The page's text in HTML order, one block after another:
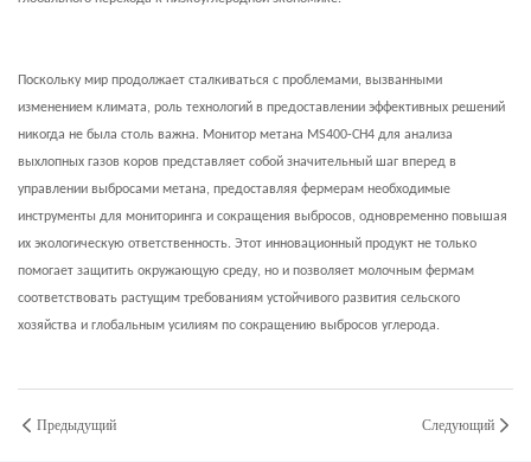
Поскольку мир продолжает сталкиваться с проблемами, вызванными
изменением климата, роль технологий в предоставлении эффективных решений
никогда не была столь важна. Монитор метана MS400-CH4 для анализа
выхлопных газов коров представляет собой значительный шаг вперед в
управлении выбросами метана, предоставляя фермерам необходимые
инструменты для мониторинга и сокращения выбросов, одновременно повышая
их экологическую ответственность. Этот инновационный продукт не только
помогает защитить окружающую среду, но и позволяет молочным фермам
соответствовать растущим требованиям устойчивого развития сельского
хозяйства и глобальным усилиям по сокращению выбросов углерода.
Предыдущий Следующий